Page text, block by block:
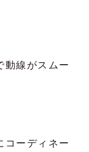
動線がスムー
コーディネー